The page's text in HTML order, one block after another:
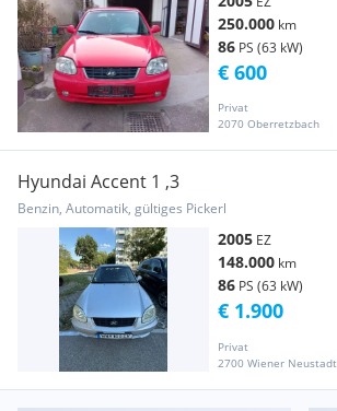
250.000 km
86 PS (63 kW)
Privat
2070 Oberretzbach
€ 600
Hyundai Accent 1 ,3
Benzin, Automatik, gültiges Pickerl
2005 EZ
148.000 km
86 PS (63 kW)
Privat
2700 Wiener Neustadt
€ 1.900